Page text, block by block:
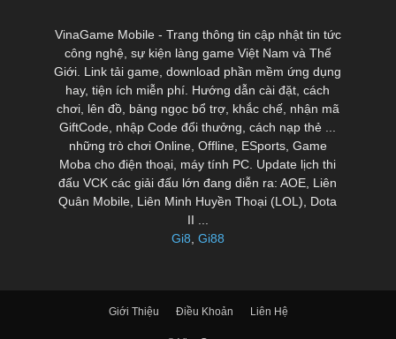
VinaGame Mobile - Trang thông tin cập nhật tin tức
công nghệ, sự kiện làng game Việt Nam và Thế
Giới. Link tải game, download phần mềm ứng dụng
hay, tiện ích miễn phí. Hướng dẫn cài đặt, cách
chơi, lên đồ, bảng ngọc bổ trợ, khắc chế, nhận mã
GiftCode, nhập Code đổi thưởng, cách nạp thẻ ...
những trò chơi Online, Offline, ESports, Game
Moba cho điện thoại, máy tính PC. Update lịch thi
đấu VCK các giải đấu lớn đang diễn ra: AOE, Liên
Quân Mobile, Liên Minh Huyền Thoại (LOL), Dota
II ...
Gi8 Gi88
Giới Thiệu Điều Khoản Liên Hệ